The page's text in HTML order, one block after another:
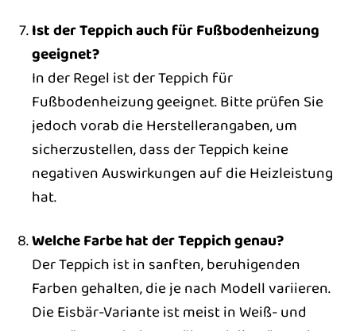
Ist der Teppich auch für Fußbodenheizung
geeignet?
In der Regel ist der Teppich für
Fußbodenheizung geeignet. Bitte prüfen Sie
jedoch vorab die Herstellerangaben, um
sicherzustellen, dass der Teppich keine
negativen Auswirkungen auf die Heizleistung
hat.
Welche Farbe hat der Teppich genau?
Der Teppich ist in sanften, beruhigenden
Farben gehalten, die je nach Modell variieren.
Die Eisbär-Variante ist meist in Weiß- und